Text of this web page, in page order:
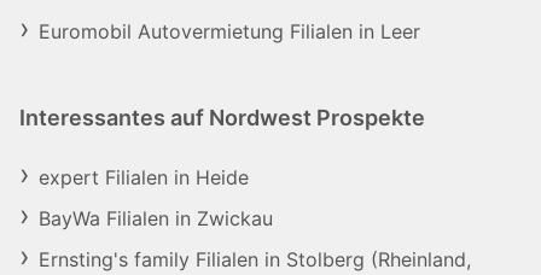
Euromobil Autovermietung Filialen in Leer
Interessantes auf Nordwest Prospekte
expert Filialen in Heide
BayWa Filialen in Zwickau
Ernsting's family Filialen in Stolberg (Rheinland,